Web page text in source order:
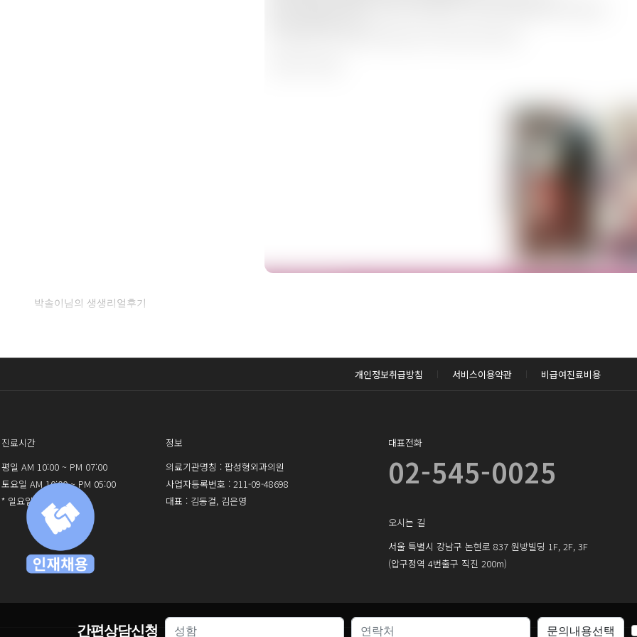
로그인하기
박솔이님의 생생리얼후기
개인정보취급방침 서비스이용약관 비급여진료비용
진료시간
평일 AM 10:00 ~ PM 07:00
토요일 AM 10:00 ~ PM 05:00
* 일요일 휴진
정보
의료기관명칭 : 팝성형외과의원
사업자등록번호 : 211-09-48698
대표 : 김동걸, 김은영
대표전화
02-545-0025
오시는 길
서울 특별시 강남구 논현로 837 원방빌딩 1F, 2F, 3F
(압구정역 4번출구 직진 200m)
간편상담신청